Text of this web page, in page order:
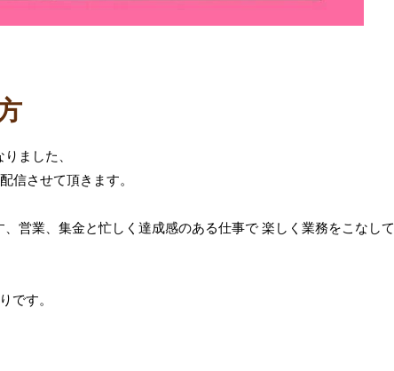
ました、
信させて頂きます。
営業、集金と忙しく達成感のある仕事で 楽しく業務をこなして
です。